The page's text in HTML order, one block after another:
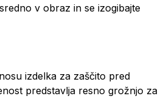
v obraz in se izogibajte
izdelka za zaščito pred
predstavlja resno grožnjo za